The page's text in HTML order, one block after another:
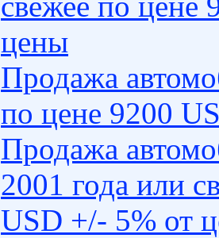
цены
Продажа
по цене 9200
Продажа
2001 года или
USD +/- 5% от